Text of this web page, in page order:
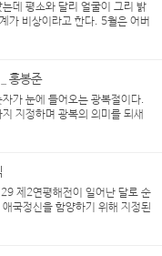
데 평소와 달리 얼굴이 그리 밝
가 비상이라고 한다. 5월은 어버
건강식품의 판매가 가장 활발해
을 수...
홍봉준
가 눈에 들어오는 광복절이다.
지정하며 광복의 의미를 되새
력을 기울이고 있다. 이는 광복
서 유...
제2연평해전이 일어난 달로 순
국정신을 함양하기 위해 지정된
도 호국보훈의 달을 맞이하여